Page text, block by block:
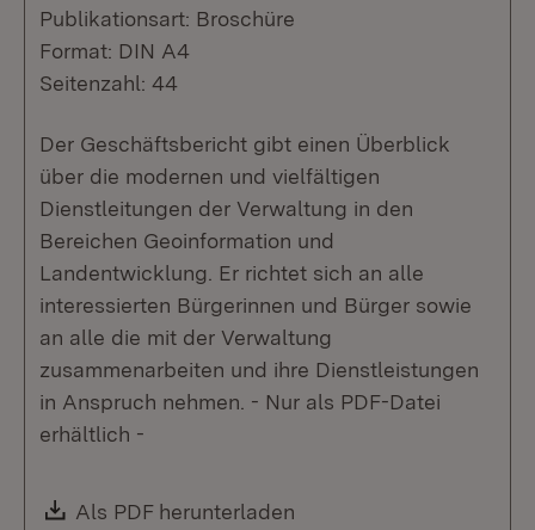
Publikationsart: Broschüre
Format: DIN A4
Seitenzahl: 44
Der Geschäftsbericht gibt einen Überblick
über die modernen und vielfältigen
Dienstleitungen der Verwaltung in den
Bereichen Geoinformation und
Landentwicklung. Er richtet sich an alle
interessierten Bürgerinnen und Bürger sowie
an alle die mit der Verwaltung
zusammenarbeiten und ihre Dienstleistungen
in Anspruch nehmen. - Nur als PDF-Datei
erhältlich -
Download:
Als PDF herunterladen